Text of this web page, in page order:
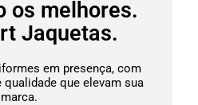
os melhores.
Jaquetas.
em presença, com
qualidade que elevam sua
marca.